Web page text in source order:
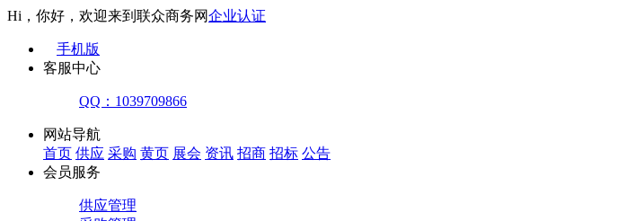
Hi，你好，欢迎来到联众商务网企业认证
手机版
客服中心
QQ：1039709866
网站导航
首页 供应 采购 黄页 展会 资讯 招商 招标 公告
会员服务
供应管理